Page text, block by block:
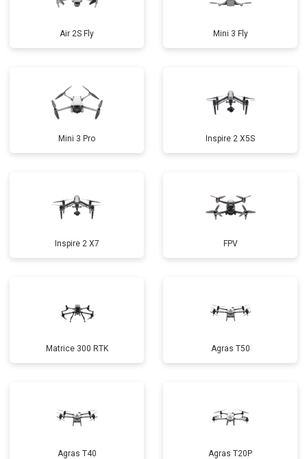
Air 2S Fly Mini 3 Fly
Mini 3 Pro Inspire 2 X5S
Inspire 2 X7 FPV
Matrice 300 RTK Agras T50
Agras T40 Agras T20P